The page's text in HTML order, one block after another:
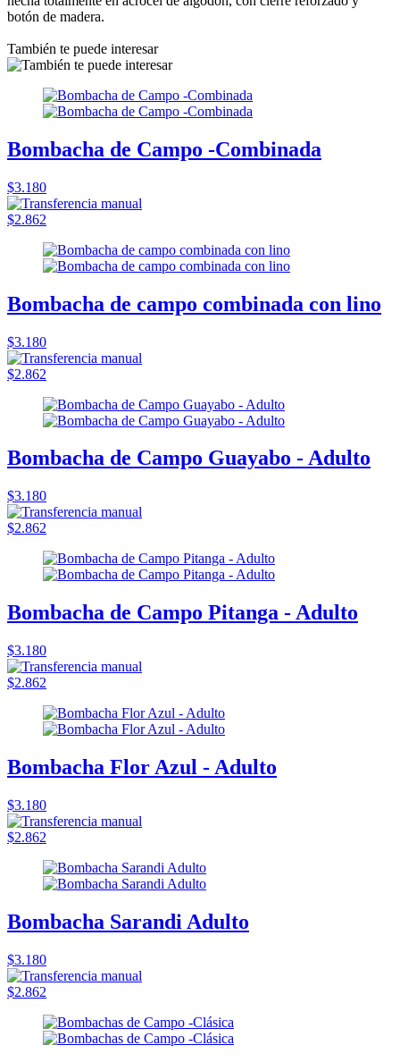
botón de madera.
También te puede interesar
Bombacha de Campo -Combinada
$3.180
$2.862
Bombacha de campo combinada con lino
$3.180
$2.862
Bombacha de Campo Guayabo - Adulto
$3.180
$2.862
Bombacha de Campo Pitanga - Adulto
$3.180
$2.862
Bombacha Flor Azul - Adulto
$3.180
$2.862
Bombacha Sarandi Adulto
$3.180
$2.862